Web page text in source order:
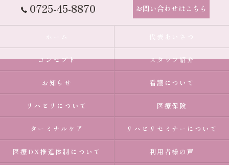
0725-45-8870 お問い合わせはこちら
ホーム 代表あいさつ
コンセプト スタッフ紹介
お知らせ 看護について
リハビリについて 医療保険
ターミナルケア リハビリセミナーについて
医療DX推進体制について 利用者様の声